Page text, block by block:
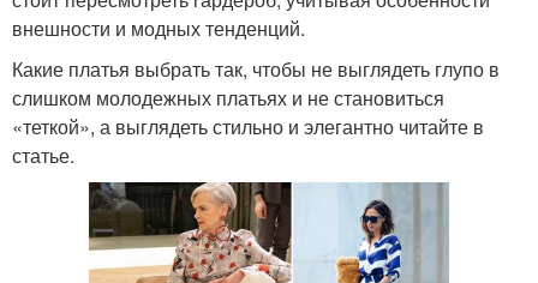
внешности и модных тенденций.
Какие платья выбрать так, чтобы не выглядеть глупо в
слишком молодежных платьях и не становиться
«теткой», а выглядеть стильно и элегантно читайте в
статье.